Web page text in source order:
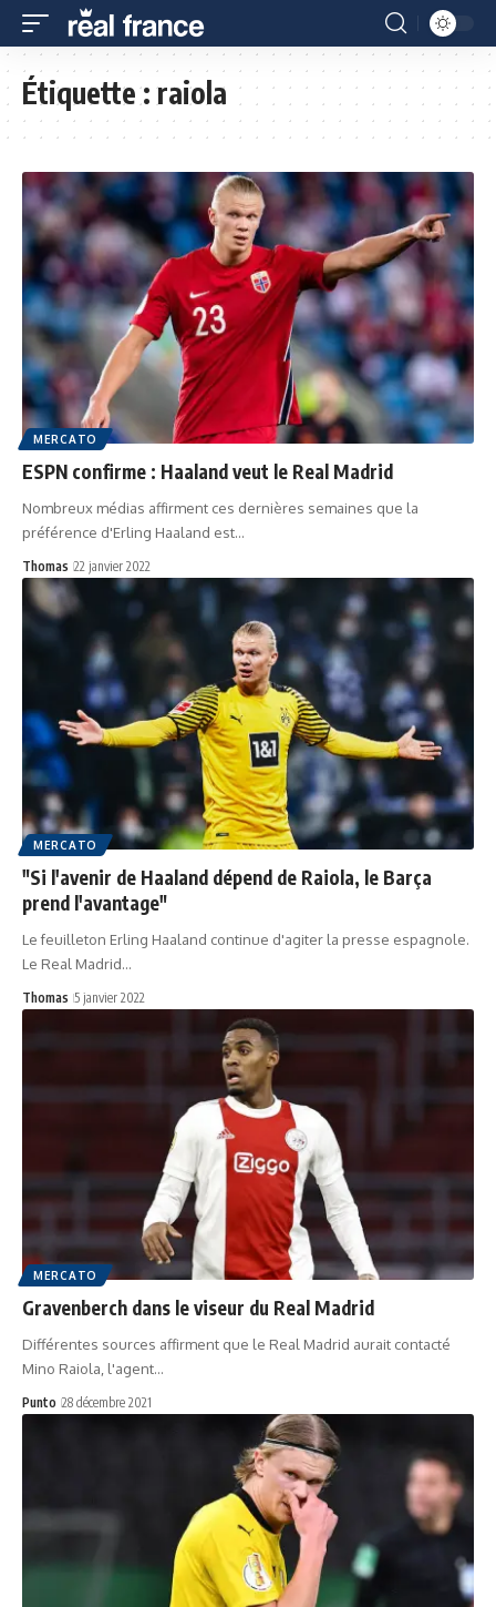
Étiquette :raiola
MERCATO
ESPN confirme : Haaland veut le Real Madrid
Nombreux médias affirment ces dernières semaines que la
préférence d'Erling Haaland est…
Thomas 22 janvier 2022
MERCATO
"Si l'avenir de Haaland dépend de Raiola, le Barça
prend l'avantage"
Le feuilleton Erling Haaland continue d'agiter la presse espagnole.
Le Real Madrid…
Thomas 5 janvier 2022
MERCATO
Gravenberch dans le viseur du Real Madrid
Différentes sources affirment que le Real Madrid aurait contacté
Mino Raiola, l'agent…
Punto 28 décembre 2021